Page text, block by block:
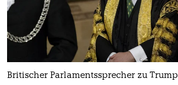
Britischer Parlamentssprecher zu Trump